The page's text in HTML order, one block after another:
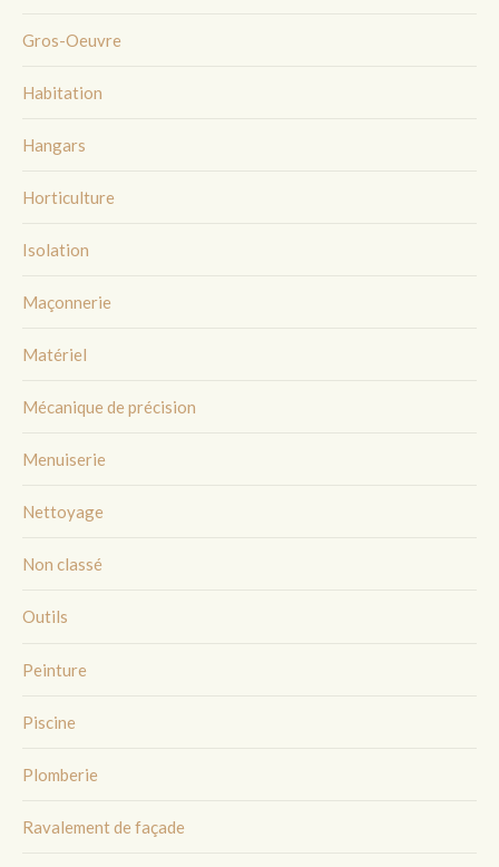
Gros-Oeuvre
Habitation
Hangars
Horticulture
Isolation
Maçonnerie
Matériel
Mécanique de précision
Menuiserie
Nettoyage
Non classé
Outils
Peinture
Piscine
Plomberie
Ravalement de façade